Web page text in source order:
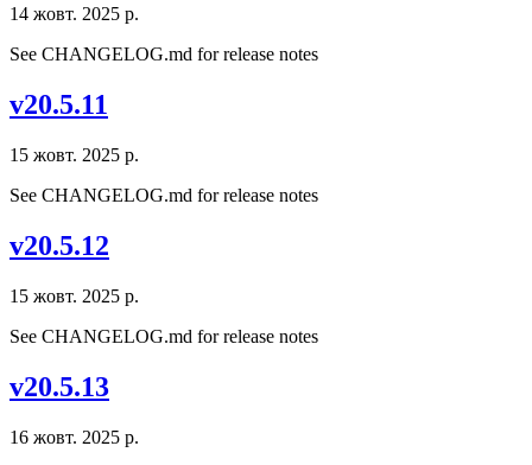
14 жовт. 2025 р.
See CHANGELOG.md for release notes
v20.5.11
15 жовт. 2025 р.
See CHANGELOG.md for release notes
v20.5.12
15 жовт. 2025 р.
See CHANGELOG.md for release notes
v20.5.13
16 жовт. 2025 р.